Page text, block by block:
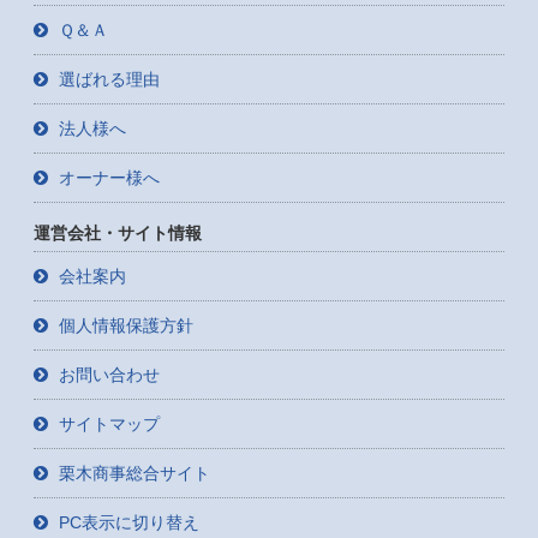
Ｑ＆Ａ
選ばれる理由
法人様へ
オーナー様へ
運営会社・サイト情報
会社案内
個人情報保護方針
お問い合わせ
サイトマップ
栗木商事総合サイト
PC表示に切り替え